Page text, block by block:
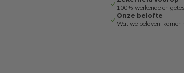
100% werkende en
Onze belofte
Wat we beloven, komen